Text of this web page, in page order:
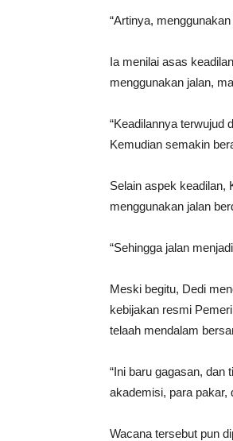
“Artinya,
Ia menilai asas
menggunakan jalan,
“Keadilannya terwujud
Kemudian semakin
Selain aspek keadilan,
menggunakan jalan
“Sehingga jalan
Meski begitu, Dedi
kebijakan resmi
telaah mendalam
“Ini baru gagasan,
akademisi, para pakar,
Wacana tersebut pun